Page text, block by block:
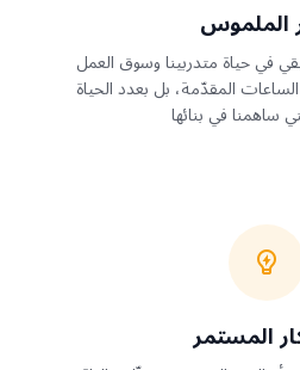
الملموس
في حياة متدربينا وسوق العمل
المقدّمة، بل بعدد الحياة
ساهمنا في بنائها
المستمر